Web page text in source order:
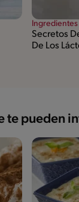
Ingredientes
Secretos
De Los
te pueden